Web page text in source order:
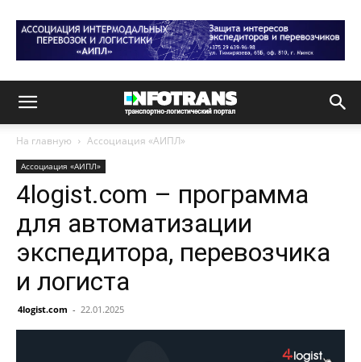
На главную Ассоциация «АИПЛ»
Ассоциация «АИПЛ»
4logist.com – программа
для автоматизации
экспедитора, перевозчика
и логиста
4logist.com - 22.01.2025